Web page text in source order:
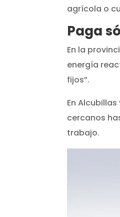
agrícola o
Paga
En la
energía
fijos”.
En
cercanos
trabajo.